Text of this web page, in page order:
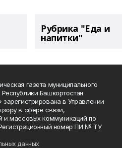
Рубрика "Еда и
напитки"
газета муниципального
Башкортостан
в Управлении
в сфере связи,
и массовых коммуникаций по
номер ПИ № ТУ
данных